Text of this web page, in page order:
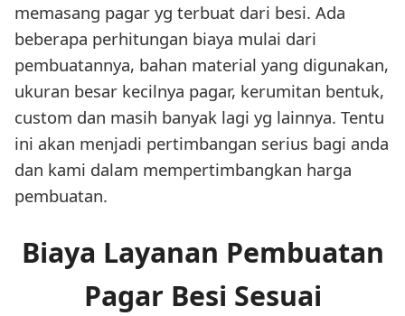
memasang pagar yg terbuat dari besi. Ada
beberapa perhitungan biaya mulai dari
pembuatannya, bahan material yang digunakan,
ukuran besar kecilnya pagar, kerumitan bentuk,
custom dan masih banyak lagi yg lainnya. Tentu
ini akan menjadi pertimbangan serius bagi anda
dan kami dalam mempertimbangkan harga
pembuatan.
Biaya Layanan Pembuatan
Pagar Besi Sesuai